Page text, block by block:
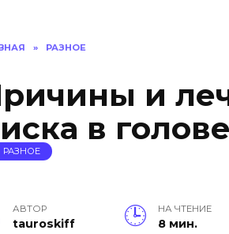
» РАЗНОЕ
и
в голове
РАЗНОЕ
АВТОР
tauroskiff
НА ЧТЕНИЕ
8 мин.